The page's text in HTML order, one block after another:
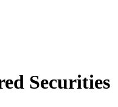
Securities